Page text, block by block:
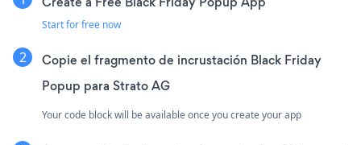
Start for free now
Copie el fragmento de incrustación Black Friday
Popup para Strato AG
Your code block will be available once you create your app